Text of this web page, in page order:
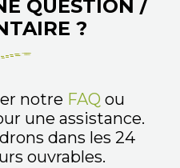
QUESTION /
?
notre FAQ ou
une assistance.
dans les 24
ouvrables.